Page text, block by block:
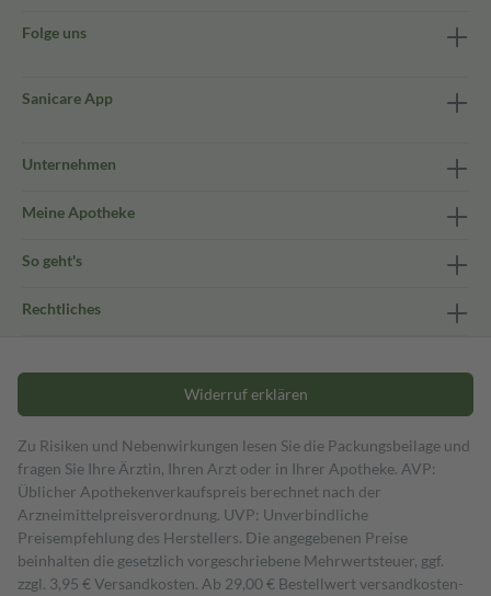
Folge uns
Sanicare App
Unternehmen
Meine Apotheke
So geht's
Rechtliches
Widerruf erklären
Zu Risiken und Nebenwirkungen lesen Sie die Packungsbeilage und
fragen Sie Ihre Ärztin, Ihren Arzt oder in Ihrer Apotheke. AVP:
Üblicher Apothekenverkaufspreis berechnet nach der
Arzneimittelpreisverordnung. UVP: Unverbindliche
Preisempfehlung des Herstellers. Die angegebenen Preise
beinhalten die gesetzlich vorgeschriebene Mehrwertsteuer, ggf.
zzgl. 3,95 € Versandkosten. Ab 29,00 € Bestell­wert versand­kosten­